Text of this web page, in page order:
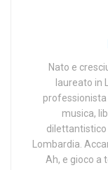
Nato e
laureato in
professionista
musica,
dilettantistico
Lombardia.
Ah, e gioco a